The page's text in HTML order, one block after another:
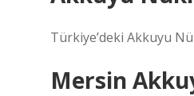
Türkiye’deki Akkuyu
Mersin